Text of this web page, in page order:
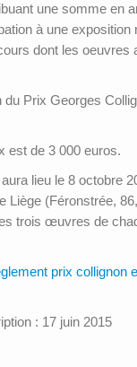
MUSÉES
COLLECTIONS
une somme en
à une exposition
dont les oeuvres
du Prix Georges
est de 3 000 euros.
lieu le 8 octobre
Liège (Féronstrée,
trois œuvres de
prix collignon
: 17 juin 2015